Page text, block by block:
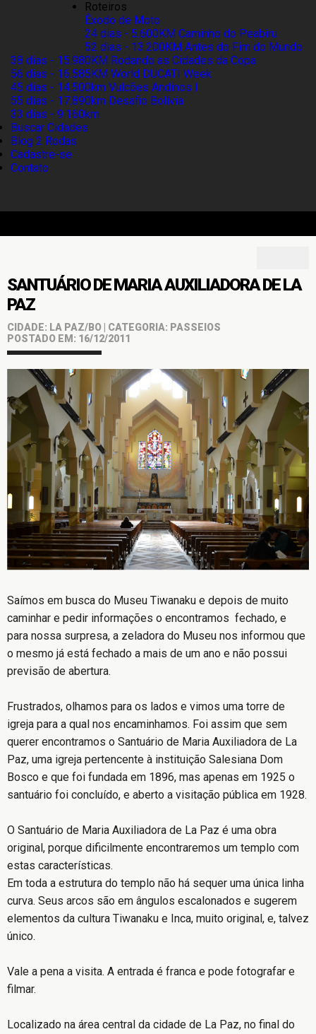
Roteiros
Êxodo de Moto
24 dias - 5.600KM Caminho do Peabiru
52 dias - 13.200KM Antes do Fim do Mundo
38 dias - 15.980KM Rodando as Cidades da Copa
56 dias - 16.585KM World DUCATI Week
45 dias - 14.500km Vulcões Andinos I
55 dias - 17.890km Desafio Bolívia
33 dias - 9.160km
Buscar Cidades
Blog 2 Rodas
Cadastre-se
Contato
SANTUÁRIO DE MARIA AUXILIADORA DE LA
PAZ
CIDADE: LA PAZ/BO | CATEGORIA: PASSEIOS
POSTADO EM: 16/12/2011
Saímos em busca do Museu Tiwanaku e depois de muito
caminhar e pedir informações o encontramos fechado, e
para nossa surpresa, a zeladora do Museu nos informou que
o mesmo já está fechado a mais de um ano e não possui
previsão de abertura.
Frustrados, olhamos para os lados e vimos uma torre de
igreja para a qual nos encaminhamos. Foi assim que sem
querer encontramos o Santuário de Maria Auxiliadora de La
Paz, uma igreja pertencente à instituição Salesiana Dom
Bosco e que foi fundada em 1896, mas apenas em 1925 o
santuário foi concluído, e aberto a visitação pública em 1928.
O Santuário de Maria Auxiliadora de La Paz é uma obra
original, porque dificilmente encontraremos um templo com
estas características.
Em toda a estrutura do templo não há sequer uma única linha
curva. Seus arcos são em ângulos escalonados e sugerem
elementos da cultura Tiwanaku e Inca, muito original, e, talvez
único.
Vale a pena a visita. A entrada é franca e pode fotografar e
filmar.
Localizado na área central da cidade de La Paz, no final do